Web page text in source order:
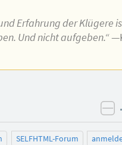
Erfahrung der Klügere
Und nicht aufgeben.“
SELFHTML-Forum